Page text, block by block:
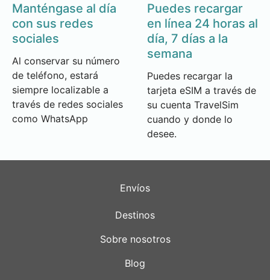
Manténgase al día
con sus redes
sociales
Al conservar su número
de teléfono, estará
siempre localizable a
través de redes sociales
como WhatsApp
Puedes recargar
en línea 24 horas al
día, 7 días a la
semana
Puedes recargar la
tarjeta eSIM a través de
su cuenta TravelSim
cuando y donde lo
desee.
Envíos
Destinos
Sobre nosotros
Blog